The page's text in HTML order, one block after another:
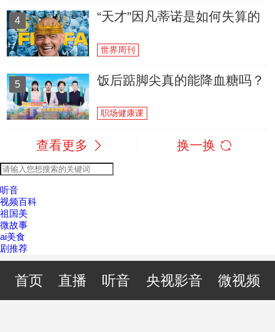
4 “天才”因凡蒂诺是如何失算的
世界周刊
5 饭后踮脚尖真的能降血糖吗？
职场健康课
查看更多 换一换
听音
视频百科
祖国美
微故事
ai美食
剧推荐
首页 直播 听音 央视影音 微视频